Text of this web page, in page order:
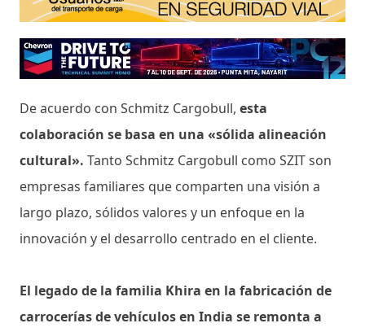
De acuerdo con Schmitz Cargobull, esta
colaboración se basa en una «sólida alineación
cultural». Tanto Schmitz Cargobull como SZIT son
empresas familiares que comparten una visión a
largo plazo, sólidos valores y un enfoque en la
innovación y el desarrollo centrado en el cliente.
El legado de la familia Khira en la fabricación de
carrocerías de vehículos en India se remonta a